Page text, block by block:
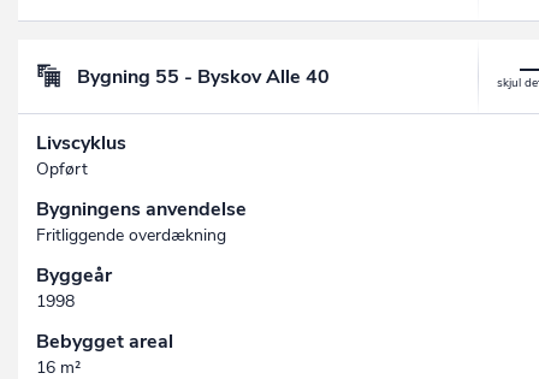
Bygning 55 - Byskov Alle 40
Livscyklus
Opført
Bygningens anvendelse
Fritliggende overdækning
Byggeår
1998
Bebygget areal
16 m²